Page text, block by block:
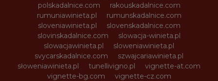
polskadalnice.com
rakouskadalnice.com
rumuniawinieta.pl
rumunskadalnice.com
sloveniawinieta.pl
slovenskadalnice.com
slovinskadalnice.com
slowacja-winieta.pl
slowacjawinieta.pl
sloweniawinieta.pl
svycarskadalnice.com
szwajcariawinieta.pl
słoweniawinieta.pl
tunellivigno.pl
vignette-at.com
vignette-bg.com
vignette-cz.com